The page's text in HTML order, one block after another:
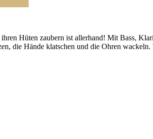
Hüten zaubern ist allerhand! Mit Bass,
die Hände klatschen und die Ohren